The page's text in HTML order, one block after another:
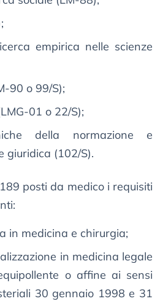
empirica nelle scienze
90 o 99/S);
01 o 22/S);
della normazione e
giuridica (102/S).
posti da medico i requisiti
in medicina e chirurgia;
in medicina legale
o affine ai sensi
30 gennaio 1998 e 31